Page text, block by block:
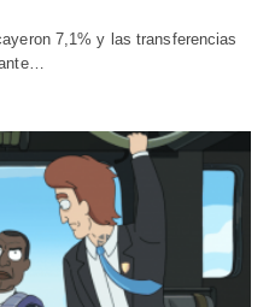
7,1% y las transferencias